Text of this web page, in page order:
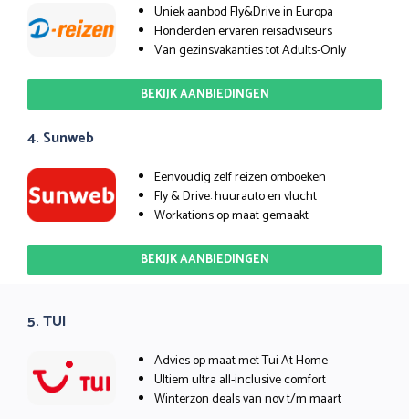
Uniek aanbod Fly&Drive in Europa
Honderden ervaren reisadviseurs
Van gezinsvakanties tot Adults-Only
BEKIJK AANBIEDINGEN
4. Sunweb
Eenvoudig zelf reizen omboeken
Fly & Drive: huurauto en vlucht
Workations op maat gemaakt
BEKIJK AANBIEDINGEN
5. TUI
Advies op maat met Tui At Home
Ultiem ultra all-inclusive comfort
Winterzon deals van nov t/m maart